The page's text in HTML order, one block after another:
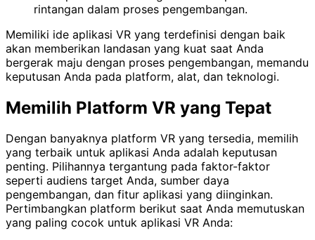
rintangan dalam proses pengembangan.
Memiliki ide aplikasi VR yang terdefinisi dengan baik
akan memberikan landasan yang kuat saat Anda
bergerak maju dengan proses pengembangan, memandu
keputusan Anda pada platform, alat, dan teknologi.
Memilih Platform VR yang Tepat
Dengan banyaknya platform VR yang tersedia, memilih
yang terbaik untuk aplikasi Anda adalah keputusan
penting. Pilihannya tergantung pada faktor-faktor
seperti audiens target Anda, sumber daya
pengembangan, dan fitur aplikasi yang diinginkan.
Pertimbangkan platform berikut saat Anda memutuskan
yang paling cocok untuk aplikasi VR Anda: